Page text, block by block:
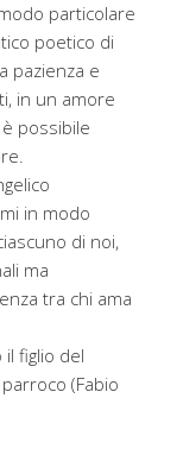
particolare
poetico di
pazienza e
in un amore
possibile
in modo
di noi,
ma
tra chi ama
il figlio del
(Fabio